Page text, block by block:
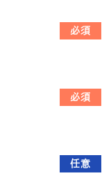
必須
必須
任意